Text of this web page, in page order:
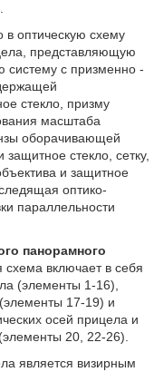
в оптическую схему
представляющую
систему с призменно -
стекло, призму
масштаба
оборачивающей
стекло, сетку,
и защитное
оптико-
параллельности
панорамного
включает в себя
(элементы 1-16),
17-19) и
осей прицела и
20, 22-26).
является визирным